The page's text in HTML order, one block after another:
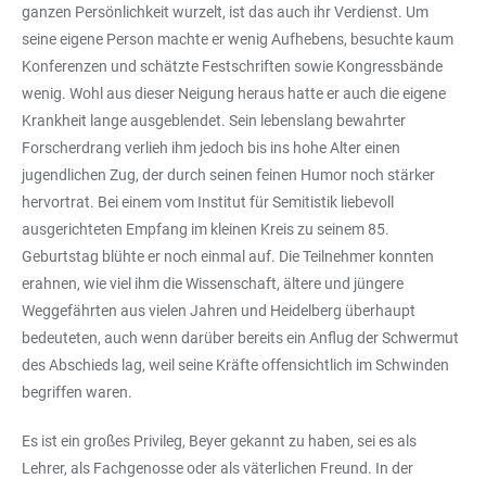
ganzen Persönlichkeit wurzelt, ist das auch ihr Verdienst. Um
seine eigene Person machte er wenig Aufhebens, besuchte kaum
Konferenzen und schätzte Festschriften sowie Kongressbände
wenig. Wohl aus dieser Neigung heraus hatte er auch die eigene
Krankheit lange ausgeblendet. Sein lebenslang bewahrter
Forscherdrang verlieh ihm jedoch bis ins hohe Alter einen
jugendlichen Zug, der durch seinen feinen Humor noch stärker
hervortrat. Bei einem vom Institut für Semitistik liebevoll
ausgerichteten Empfang im kleinen Kreis zu seinem 85.
Geburtstag blühte er noch einmal auf. Die Teilnehmer konnten
erahnen, wie viel ihm die Wissenschaft, ältere und jüngere
Weggefährten aus vielen Jahren und Heidelberg überhaupt
bedeuteten, auch wenn darüber bereits ein Anflug der Schwermut
des Abschieds lag, weil seine Kräfte offensichtlich im Schwinden
begriffen waren.
Es ist ein großes Privileg, Beyer gekannt zu haben, sei es als
Lehrer, als Fachgenosse oder als väterlichen Freund. In der